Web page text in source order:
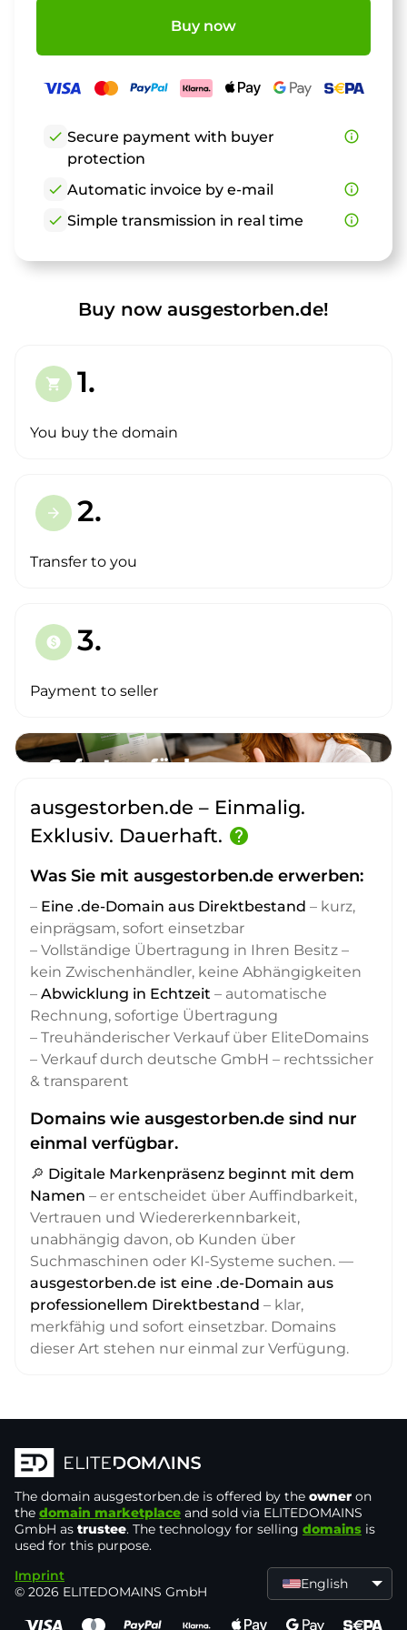
Buy now
check Secure payment with buyer
protection
info_outline
check Automatic invoice by e-mail
info_outline
check Simple transmission in real time info_outline
Buy now ausgestorben.de!
shopping_cart 1.
You buy the domain
arrow_forward 2.
Transfer to you
paid 3.
Payment to seller
ausgestorben.de – Einmalig.
Exklusiv. Dauerhaft. help
Was Sie mit ausgestorben.de erwerben:
– Eine .de-Domain aus Direktbestand – kurz,
einprägsam, sofort einsetzbar
– Vollständige Übertragung in Ihren Besitz –
kein Zwischenhändler, keine Abhängigkeiten
– Abwicklung in Echtzeit – automatische
Rechnung, sofortige Übertragung
– Treuhänderischer Verkauf über EliteDomains
– Verkauf durch deutsche GmbH – rechtssicher
& transparent
Domains wie ausgestorben.de sind nur
einmal verfügbar.
🔎 Digitale Markenpräsenz beginnt mit dem
Namen – er entscheidet über Auffindbarkeit,
Vertrauen und Wiedererkennbarkeit,
unabhängig davon, ob Kunden über
Suchmaschinen oder KI-Systeme suchen. —
ausgestorben.de ist eine .de-Domain aus
professionellem Direktbestand – klar,
merkfähig und sofort einsetzbar. Domains
dieser Art stehen nur einmal zur Verfügung.
The domain ausgestorben.de is offered by the owner on
the domain marketplace and sold via ELITEDOMAINS
GmbH as trustee. The technology for selling domains is
used for this purpose.
Imprint
© 2026 ELITEDOMAINS GmbH
English